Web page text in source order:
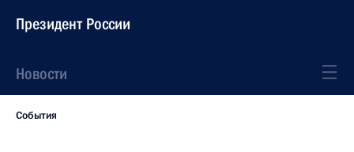
Президент России
Новости
События